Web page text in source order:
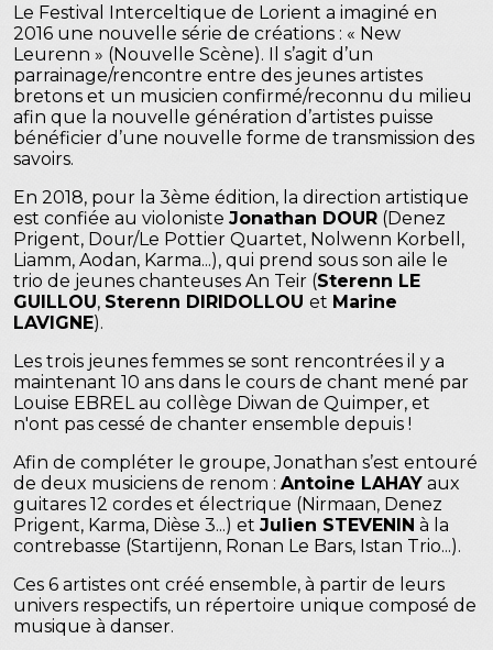
Le Festival Interceltique de Lorient a imaginé en
2016 une nouvelle série de créations : « New
Leurenn » (Nouvelle Scène). Il s’agit d’un
parrainage/rencontre entre des jeunes artistes
bretons et un musicien confirmé/reconnu du milieu
afin que la nouvelle génération d’artistes puisse
bénéficier d’une nouvelle forme de transmission des
savoirs.
En 2018, pour la 3ème édition, la direction artistique
est confiée au violoniste Jonathan DOUR (Denez
Prigent, Dour/Le Pottier Quartet, Nolwenn Korbell,
Liamm, Aodan, Karma...), qui prend sous son aile le
trio de jeunes chanteuses An Teir (Sterenn LE
GUILLOU, Sterenn DIRIDOLLOU et Marine
LAVIGNE).
Les trois jeunes femmes se sont rencontrées il y a
maintenant 10 ans dans le cours de chant mené par
Louise EBREL au collège Diwan de Quimper, et
n'ont pas cessé de chanter ensemble depuis !
Afin de compléter le groupe, Jonathan s’est entouré
de deux musiciens de renom : Antoine LAHAY aux
guitares 12 cordes et électrique (Nirmaan, Denez
Prigent, Karma, Dièse 3...) et Julien STEVENIN à la
contrebasse (Startijenn, Ronan Le Bars, Istan Trio...).
Ces 6 artistes ont créé ensemble, à partir de leurs
univers respectifs, un répertoire unique composé de
musique à danser.